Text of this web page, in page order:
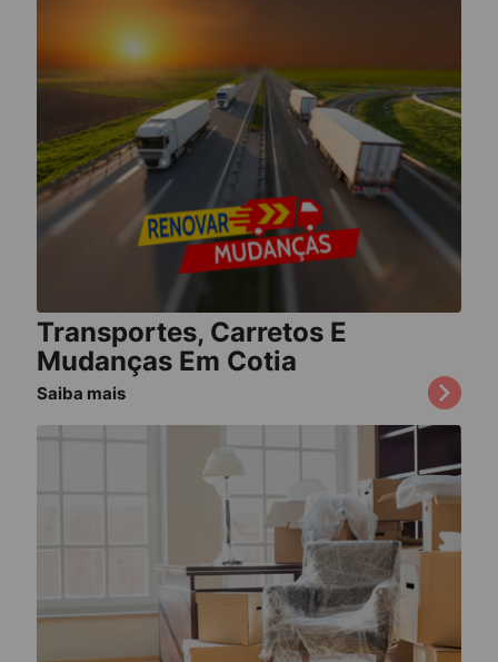
Transportes, Carretos E
Mudanças Em Cotia
Saiba mais